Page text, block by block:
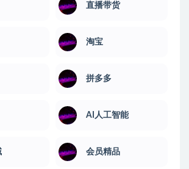
直播带货
淘宝
拼多多
AI人工智能
会员精品